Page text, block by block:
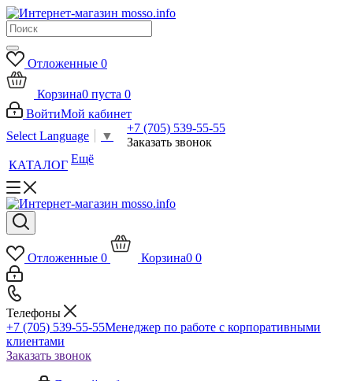
Отложенные 0
Корзина0 пуста 0
ВойтиМой кабинет
Select Language
▼
+7 (705) 539-55-55
Заказать звонок
КАТАЛОГ Ещё
Отложенные 0 Корзина0 0
Телефоны
+7 (705) 539-55-55Менеджер по работе с корпоративными
клиентами
Заказать звонок